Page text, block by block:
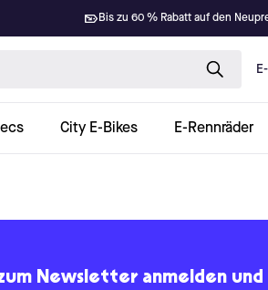
Bis zu 60 % Rabatt auf den
City E-Bikes E-Rennräder
Newsletter anmelden und